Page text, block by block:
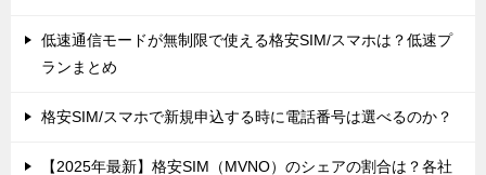
低速通信モードが無制限で使える格安SIM/スマホは？低速プ
ランまとめ
格安SIM/スマホで新規申込する時に電話番号は選べるのか？
【2025年最新】格安SIM（MVNO）のシェアの割合は？各社